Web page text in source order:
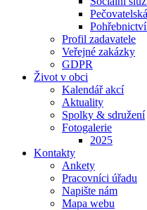
Profil zadavatele
Veřejné zakázky
GDPR
Život v obci
Kalendář akcí
Aktuality
Spolky & sdružení
Fotogalerie
2025
Kontakty
Ankety
Pracovníci úřadu
Napište nám
Mapa webu